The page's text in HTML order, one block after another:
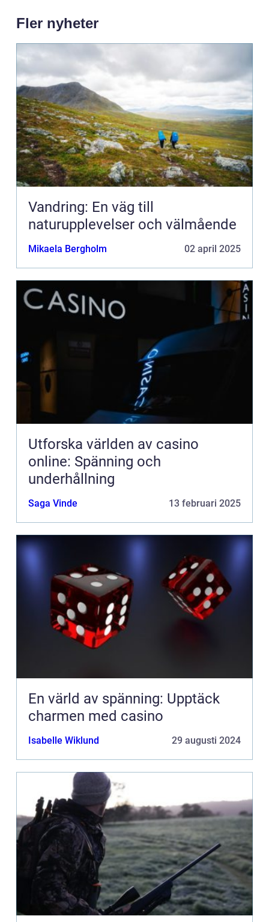
Fler nyheter
Vandring: En väg till
naturupplevelser och välmående
Mikaela Bergholm 02 april 2025
Utforska världen av casino
online: Spänning och
underhållning
Saga Vinde 13 februari 2025
En värld av spänning: Upptäck
charmen med casino
Isabelle Wiklund 29 augusti 2024